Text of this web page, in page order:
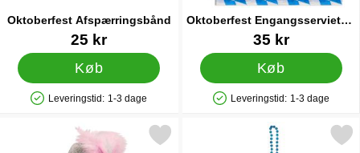
Oktoberfest Afspærringsbånd
Varenr 1316125 kr
Køb
Produkttilgængelighed: På lager
Leveringstid: 1-3 dage
Oktoberfest Engangsservietter
Bayersk 100-pak
Varenr 8882435 kr
Køb
Produkttilgængelighed: På lager
Leveringstid: 1-3 dage
Markér oktoberfest Hårbøjle Mini Hat Pink som favorit
Markér halskæde med